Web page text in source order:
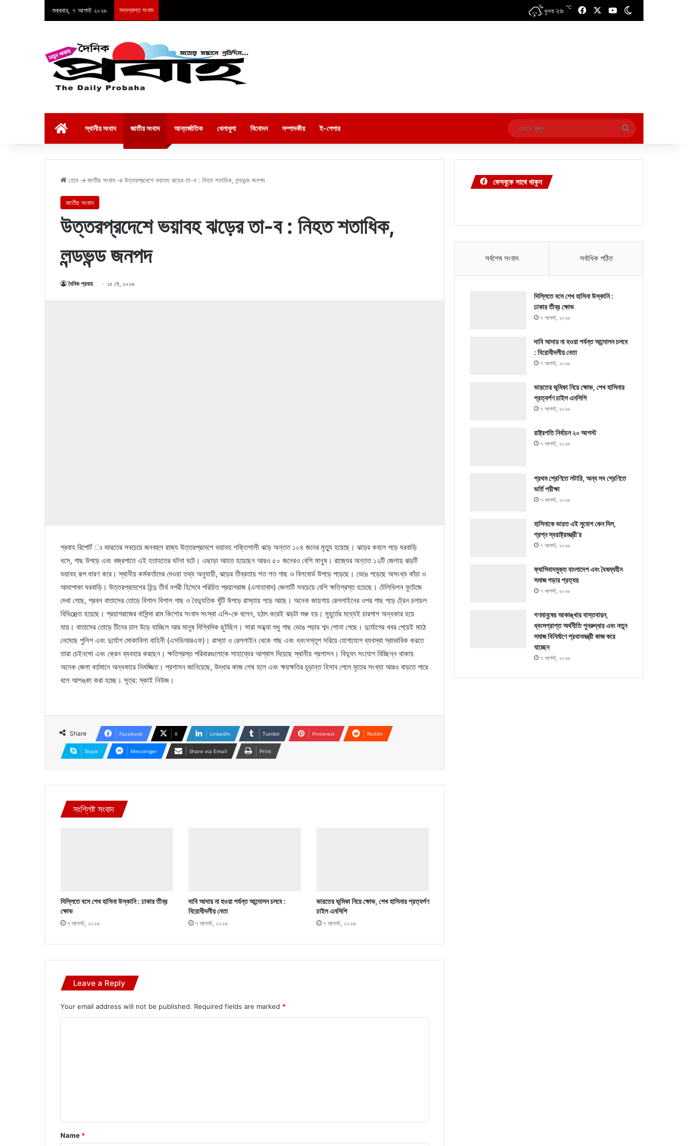
শুক্রবার, ৭ আগস্ট ২০২৬ সদ্যপ্রাপ্ত সংবাদ খুলনা ২৬ ℃ FacebookYouTube
স্থানীয় সংবাদ জাতীয় সংবাদ আন্তর্জাতিক খেলাধুলা বিনোদন সম্পাদকীয় ই-পেপার
এখানে
খুঁজুন
হোম → জাতীয় সংবাদ → উত্তরপ্রদেশে ভয়াবহ ঝড়ের তা-ব : নিহত শতাধিক, লন্ডভন্ড জনপদ
জাতীয় সংবাদ
উত্তরপ্রদেশে ভয়াবহ ঝড়ের তা-ব : নিহত শতাধিক,
লন্ডভন্ড জনপদ
দৈনিক প্রবাহ ১৫ মে, ২০২৬
প্রবাহ রিপোর্ট ঃ ভারতের সবচেয়ে জনবহুল রাজ্য উত্তরপ্রদেশে ভয়াবহ শক্তিশালী ঝড়ে অন্তত ১০৪ জনের মৃত্যু হয়েছে। ঝড়ের কবলে পড়ে ঘরবাড়ি
ধসে, গাছ উপড়ে এবং বজ্রপাতে এই হতাহতের ঘটনা ঘটে। এছাড়া আহত হয়েছেন আরও ৫০ জনেরও বেশি মানুষ। রাজ্যের অন্তত ১২টি জেলায় ঝড়টি
ভয়াবহ রূপ ধারণ করে। স্থানীয় কর্মকর্তাদের দেওয়া তথ্য অনুযায়ী, ঝড়ের তীব্রতায় শত শত গাছ ও বিলবোর্ড উপড়ে পড়েছে। ভেঙে পড়েছে অসংখ্য কাঁচা ও
আধাপাকা ঘরবাড়ি। উত্তরপ্রদেশের হিন্দু তীর্থ নগরী হিসেবে পরিচিত প্রয়াগরাজ (এলাহাবাদ) জেলাটি সবচেয়ে বেশি ক্ষতিগ্রস্ত হয়েছে। টেলিভিশন ফুটেজে
দেখা গেছে, প্রবল বাতাসের তোড়ে বিশাল বিশাল গাছ ও বৈদ্যুতিক খুঁটি উপড়ে রাস্তায় পড়ে আছে। অনেক জায়গায় রেললাইনের ওপর গাছ পড়ে ট্রেন চলাচল
বিঘিœত হয়েছে। প্রয়াগরাজের বাসিন্দা রাম কিশোর সংবাদ সংস্থা এপি-কে বলেন, হঠাৎ করেই ঝড়টা শুরু হয়। মুহূর্তের মধ্যেই চারপাশ অন্ধকার হয়ে
যায়। বাতাসের তোড়ে টিনের চাল উড়ে যাচ্ছিল আর মানুষ দিগ্বিদিক ছুটছিল। সারা সন্ধ্যা শুধু গাছ ভেঙে পড়ার শব্দ শোনা গেছে। দুর্যোগের খবর পেয়েই মাঠে
নেমেছে পুলিশ এবং দুর্যোগ মোকাবিলা বাহিনী (এসডিআরএফ)। রাস্তা ও রেললাইন থেকে গাছ এবং ধ্বংসস্তূপ সরিয়ে যোগাযোগ ব্যবস্থা স্বাভাবিক করতে
তারা চেইনসো এবং ক্রেন ব্যবহার করছেন। ক্ষতিগ্রস্ত পরিবারগুলোকে সাহায্যের আশ্বাস দিয়েছে স্থানীয় প্রশাসন। বিদ্যুৎ সংযোগ বিচ্ছিন্ন থাকায়
অনেক জেলা বর্তমানে অন্ধকারে নিমজ্জিত। প্রশাসন জানিয়েছে, উদ্ধার কাজ শেষ হলে এবং ক্ষয়ক্ষতির চূড়ান্ত হিসাব পেলে মৃতের সংখ্যা আরও বাড়তে পারে
বলে আশঙ্কা করা হচ্ছে। সূত্র: স্কাই নিউজ।
Share Facebook X LinkedIn Tumblr Pinterest Reddit
Skype Messenger Share via Email Print
সংশ্লিষ্ট সংবাদ
দিল্লিতে বসে শেখ হাসিনা উস্কানি : ঢাকার তীব্র
ক্ষোভ
৭ আগস্ট, ২০২৬
দাবি আদায় না হওয়া পর্যন্ত আন্দোলন চলবে :
বিরোধীদলীয় নেতা
৭ আগস্ট, ২০২৬
ভারতের ভূমিকা নিয়ে ক্ষোভ, শেখ হাসিনার প্রত্যর্পণ
চাইল এনসিপি
৭ আগস্ট, ২০২৬
Leave a Reply
Your email address will not be published. Required fields are marked *
*
Name *
ফেসবুকে সাথে থাকুন
সর্বশেষ সংবাদ সর্বাধিক পঠিত
দিল্লিতে বসে শেখ হাসিনা উস্কানি :
ঢাকার তীব্র ক্ষোভ
৭ আগস্ট, ২০২৬
দাবি আদায় না হওয়া পর্যন্ত আন্দোলন চলবে
: বিরোধীদলীয় নেতা
৭ আগস্ট, ২০২৬
ভারতের ভূমিকা নিয়ে ক্ষোভ, শেখ হাসিনার
প্রত্যর্পণ চাইল এনসিপি
৭ আগস্ট, ২০২৬
রাষ্ট্রপতি নির্বাচন ২০ আগস্ট
৭ আগস্ট, ২০২৬
প্রথম শ্রেণিতে লটারি, অন্য সব শ্রেণিতে
ভর্তি পরীক্ষা
৭ আগস্ট, ২০২৬
হাসিনাকে ভারত এই সুযোগ কেন দিল,
প্রশ্ন স্বরাষ্ট্রমন্ত্রী’র
৭ আগস্ট, ২০২৬
ফ্যাসিবাদমুক্ত বাংলাদেশ এবং বৈষম্যহীন
সমাজ গড়ার প্রত্যয়
৭ আগস্ট, ২০২৬
গণমানুষের আকাঙ্খার বাস্তবায়ন,
ধ্বংসপ্রাপ্ত অর্থনীতি পুনরুদ্ধার এবং নতুন
সমাজ বিনির্মাণে প্রধানমন্ত্রী কাজ করে
যাচ্ছেন
৭ আগস্ট, ২০২৬